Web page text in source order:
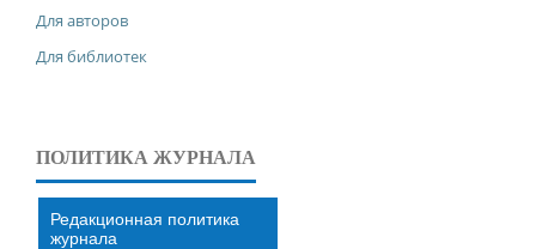
Для авторов
Для библиотек
ПОЛИТИКА ЖУРНАЛА
Редакционная политика
журнала